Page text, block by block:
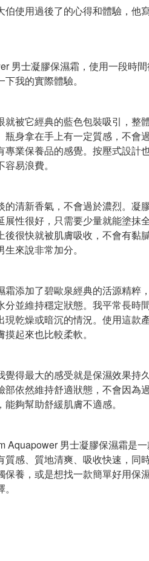
伯使用過後了的心得和體驗，他
男士凝膠保濕霜，使用一段時
我的實際體驗。
就被它經典的藍色包裝吸引，整
瓶身拿在手上有一定質感，不會
專業保養品的感覺。按壓式設計
易浪費。
清新香氣，不會過於濃烈。凝
展性很好，只需要少量就能塗抹
後很快就被肌膚吸收，不會有黏
來說非常加分。
霜添加了碧歐泉經典的活源精粹
分並維持穩定狀態。我平常長時
現乾燥或暗沉的情況。使用這款
起來也比較柔軟。
覺得最大的感受就是保濕效果持
部依然維持舒適狀態，不會因為
夠幫助舒緩肌膚不適感。
Aquapower 男士凝膠保濕霜是
質感、質地清爽、吸收快速，同
保養，或是想找一款簡單好用保